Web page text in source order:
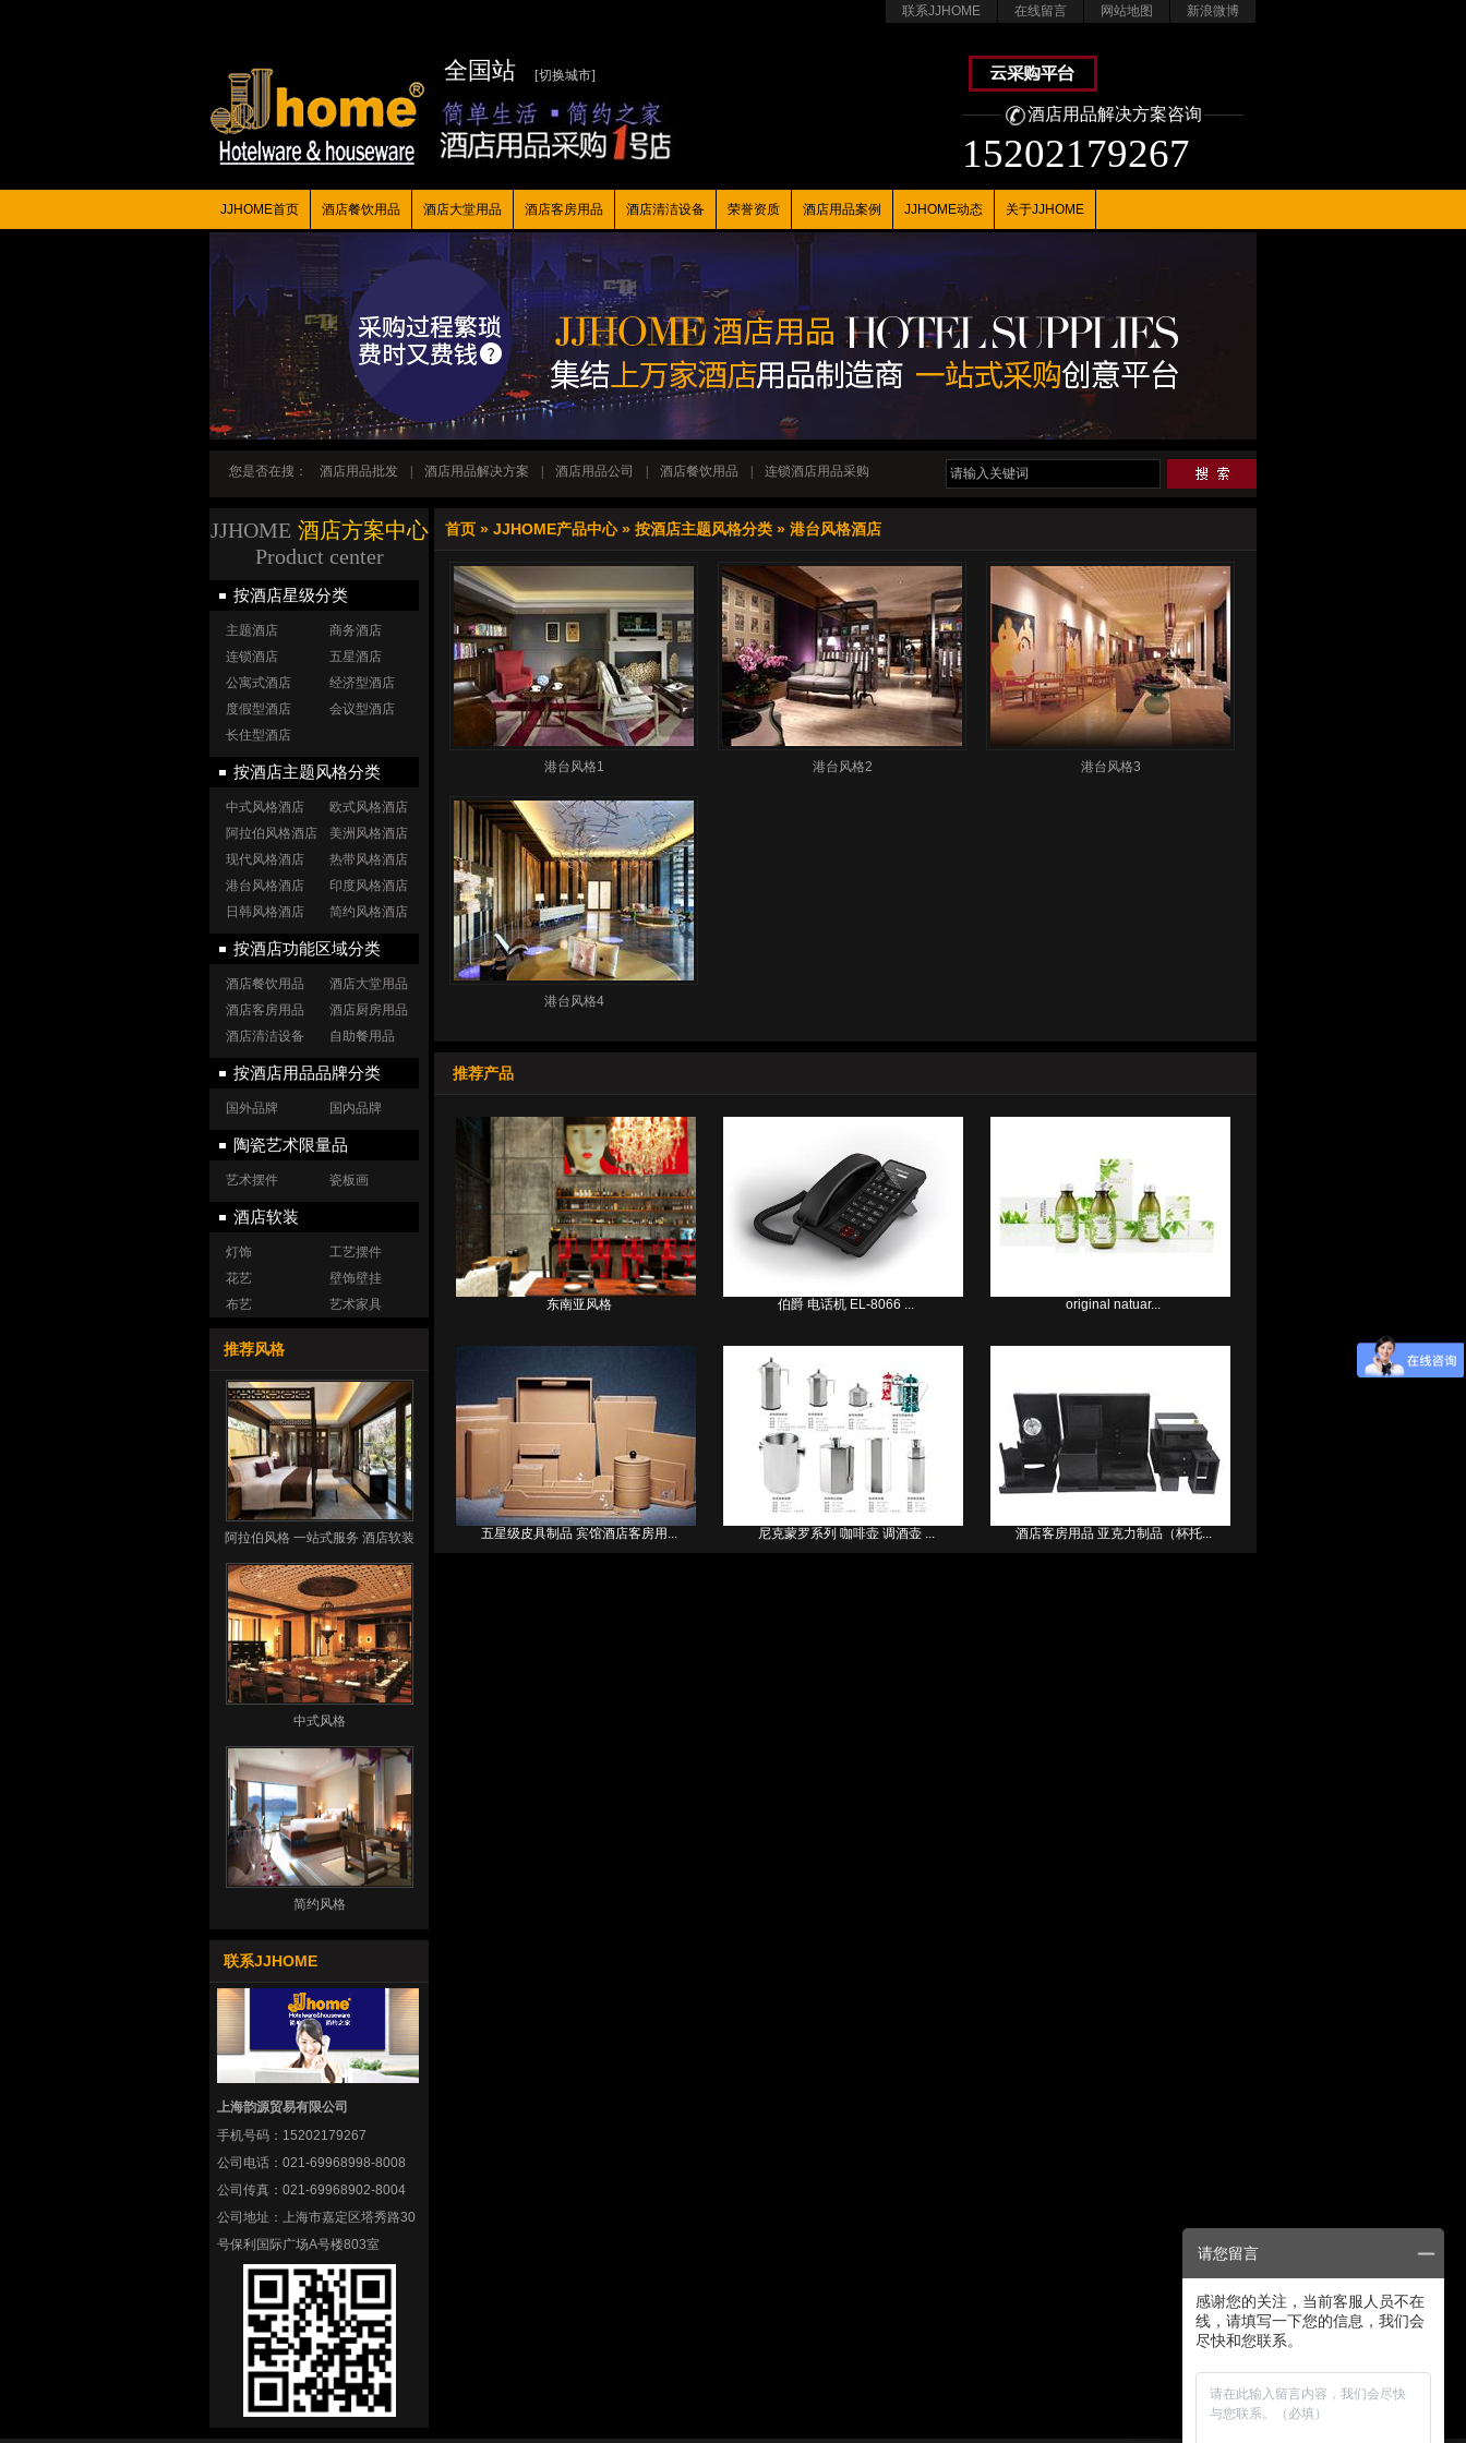
联系JJHOME 在线留言 网站地图 新浪微博
全国站 [切换城市]
酒店用品解决方案咨询
15202179267
JJHOME首页 酒店餐饮用品 酒店大堂用品 酒店客房用品 酒店清洁设备 荣誉资质 酒店用品案例 JJHOME动态 关于JJHOME
您是否在搜： 酒店用品批发 酒店用品解决方案 酒店用品公司 酒店餐饮用品 连锁酒店用品采购
首页 » JJHOME产品中心» 按酒店主题风格分类 » 港台风格酒店
港台风格1 港台风格2 港台风格3
港台风格4
推荐产品
东南亚风格 伯爵 电话机 EL-8066 ... original natuar...
五星级皮具制品 宾馆酒店客房用... 尼克蒙罗系列 咖啡壶 调酒壶 ... 酒店客房用品 亚克力制品（杯托...
JJHOME 酒店方案中心
Product center
按酒店星级分类
主题酒店
商务酒店
连锁酒店
五星酒店
公寓式酒店
经济型酒店
度假型酒店
会议型酒店
长住型酒店
按酒店主题风格分类
中式风格酒店
欧式风格酒店
阿拉伯风格酒店
美洲风格酒店
现代风格酒店
热带风格酒店
港台风格酒店
印度风格酒店
日韩风格酒店
简约风格酒店
按酒店功能区域分类
酒店餐饮用品
酒店大堂用品
酒店客房用品
酒店厨房用品
酒店清洁设备
自助餐用品
按酒店用品品牌分类
国外品牌 国内品牌
陶瓷艺术限量品
艺术摆件 瓷板画
酒店软装
灯饰
工艺摆件
花艺
壁饰壁挂
布艺
艺术家具
推荐风格
阿拉伯风格 一站式服务 酒店软装
设计 酒店客房用品
中式风格
简约风格
联系JJHOME
上海韵源贸易有限公司
手机号码： 15202179267
公司电话： 021-69968998-8008
公司传真： 021-69968902-8004
公司地址： 上海市嘉定区塔秀路30
号保利国际广场A号楼803室
请您留言
感谢您的关注，当前客服人员不在
线，请填写一下您的信息，我们会
尽快和您联系。